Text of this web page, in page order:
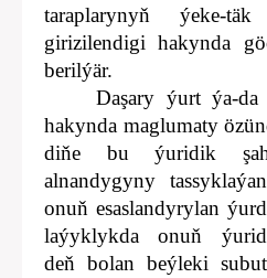
taraplarynyň ýeke-
girizilendigi hakynda
berilýär.
Daşary ýurt ýa-
hakynda maglumaty
diňe bu ýuridik
alnandygyny
onuň esaslandyrylan
laýyklykda onuň
deň bolan beýleki